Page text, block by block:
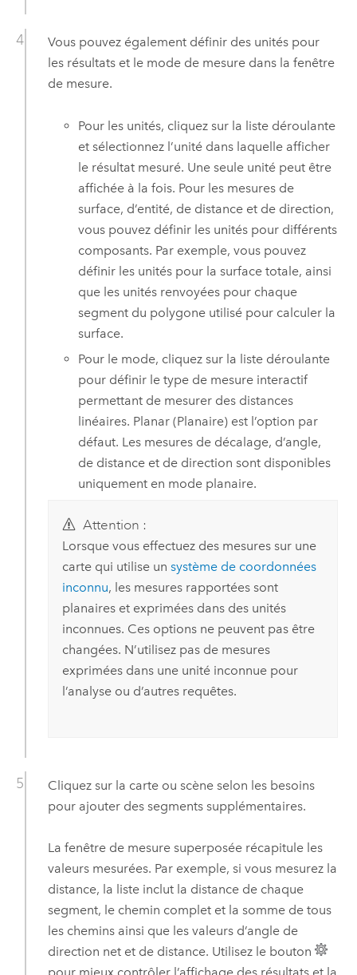
Vous pouvez également définir des unités pour
les résultats et le mode de mesure dans la fenêtre
de mesure.
Pour les unités, cliquez sur la liste déroulante
et sélectionnez l’unité dans laquelle afficher
le résultat mesuré. Une seule unité peut être
affichée à la fois. Pour les mesures de
surface, d’entité, de distance et de direction,
vous pouvez définir les unités pour différents
composants. Par exemple, vous pouvez
définir les unités pour la surface totale, ainsi
que les unités renvoyées pour chaque
segment du polygone utilisé pour calculer la
surface.
Pour le mode, cliquez sur la liste déroulante
pour définir le type de mesure interactif
permettant de mesurer des distances
linéaires. Planar (Planaire) est l’option par
défaut. Les mesures de décalage, d’angle,
de distance et de direction sont disponibles
uniquement en mode planaire.
Attention :
Lorsque vous effectuez des mesures sur une
carte qui utilise un système de coordonnées
inconnu, les mesures rapportées sont
planaires et exprimées dans des unités
inconnues. Ces options ne peuvent pas être
changées. N’utilisez pas de mesures
exprimées dans une unité inconnue pour
l’analyse ou d’autres requêtes.
Cliquez sur la carte ou scène selon les besoins
pour ajouter des segments supplémentaires.
La fenêtre de mesure superposée récapitule les
valeurs mesurées. Par exemple, si vous mesurez la
distance, la liste inclut la distance de chaque
segment, le chemin complet et la somme de tous
les chemins ainsi que les valeurs d’angle de
direction net et de distance. Utilisez le bouton